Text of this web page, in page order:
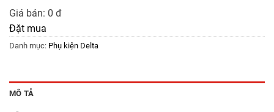
Giá bán: 0 đ
Đặt mua
Danh mục: Phụ kiện Delta
MÔ TẢ